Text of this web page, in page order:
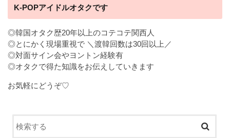
K-POPアイドルオタクです
◎韓国オタク歴20年以上のコテコテ関西人
◎とにかく現場重視で ＼渡韓回数は30回以上／
◎対面サイン会やヨントン経験有
◎オタクで得た知識をお伝えしていきます
お気軽にどうぞ♡